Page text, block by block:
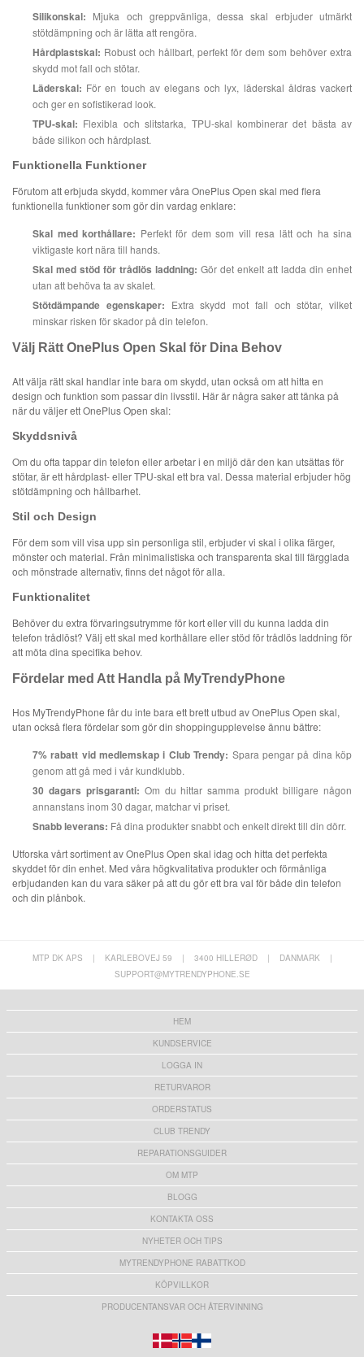
Silikonskal: Mjuka och greppvänliga, dessa skal erbjuder utmärkt
stötdämpning och är lätta att rengöra.
Hårdplastskal: Robust och hållbart, perfekt för dem som behöver extra
skydd mot fall och stötar.
Läderskal: För en touch av elegans och lyx, läderskal åldras vackert
och ger en sofistikerad look.
TPU-skal: Flexibla och slitstarka, TPU-skal kombinerar det bästa av
både silikon och hårdplast.
Funktionella Funktioner
Förutom att erbjuda skydd, kommer våra OnePlus Open skal med flera
funktionella funktioner som gör din vardag enklare:
Skal med korthållare: Perfekt för dem som vill resa lätt och ha sina
viktigaste kort nära till hands.
Skal med stöd för trådlös laddning: Gör det enkelt att ladda din enhet
utan att behöva ta av skalet.
Stötdämpande egenskaper: Extra skydd mot fall och stötar, vilket
minskar risken för skador på din telefon.
Välj Rätt OnePlus Open Skal för Dina Behov
Att välja rätt skal handlar inte bara om skydd, utan också om att hitta en
design och funktion som passar din livsstil. Här är några saker att tänka på
när du väljer ett OnePlus Open skal:
Skyddsnivå
Om du ofta tappar din telefon eller arbetar i en miljö där den kan utsättas för
stötar, är ett hårdplast- eller TPU-skal ett bra val. Dessa material erbjuder hög
stötdämpning och hållbarhet.
Stil och Design
För dem som vill visa upp sin personliga stil, erbjuder vi skal i olika färger,
mönster och material. Från minimalistiska och transparenta skal till färgglada
och mönstrade alternativ, finns det något för alla.
Funktionalitet
Behöver du extra förvaringsutrymme för kort eller vill du kunna ladda din
telefon trådlöst? Välj ett skal med korthållare eller stöd för trådlös laddning för
att möta dina specifika behov.
Fördelar med Att Handla på MyTrendyPhone
Hos MyTrendyPhone får du inte bara ett brett utbud av OnePlus Open skal,
utan också flera fördelar som gör din shoppingupplevelse ännu bättre:
7% rabatt vid medlemskap i Club Trendy: Spara pengar på dina köp
genom att gå med i vår kundklubb.
30 dagars prisgaranti: Om du hittar samma produkt billigare någon
annanstans inom 30 dagar, matchar vi priset.
Snabb leverans: Få dina produkter snabbt och enkelt direkt till din dörr.
Utforska vårt sortiment av OnePlus Open skal idag och hitta det perfekta
skyddet för din enhet. Med våra högkvalitativa produkter och förmånliga
erbjudanden kan du vara säker på att du gör ett bra val för både din telefon
och din plånbok.
MTP DK APS | KARLEBOVEJ 59 | 3400 HILLERØD | DANMARK
|
SUPPORT@MYTRENDYPHONE.SE
HEM
KUNDSERVICE
LOGGA IN
RETURVAROR
ORDERSTATUS
CLUB TRENDY
REPARATIONSGUIDER
OM MTP
BLOGG
KONTAKTA OSS
NYHETER OCH TIPS
MYTRENDYPHONE RABATTKOD
KÖPVILLKOR
PRODUCENTANSVAR OCH ÅTERVINNING